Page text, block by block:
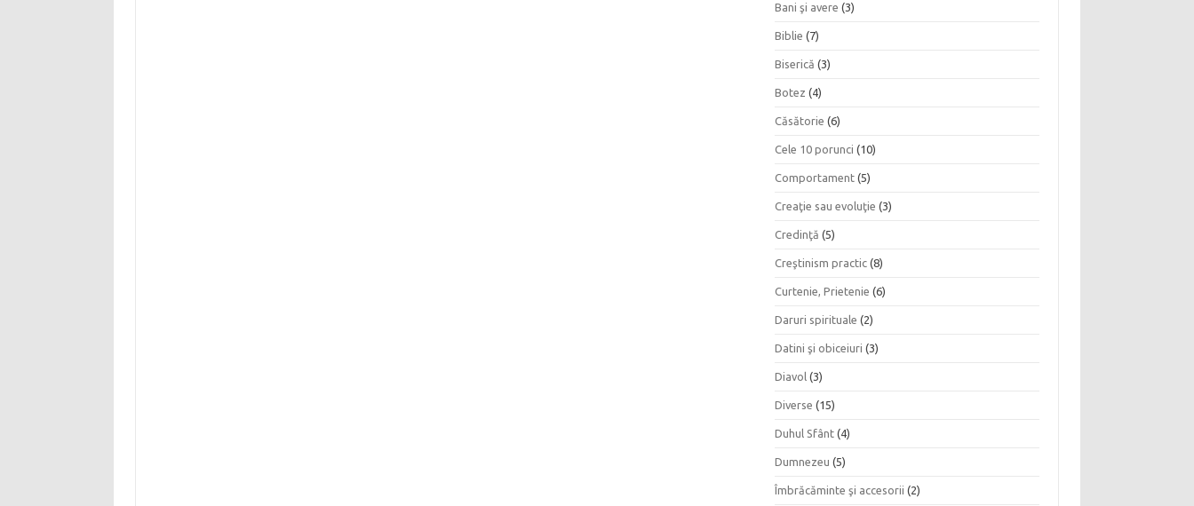
Bani şi avere (3)
Biblie (7)
Biserică (3)
Botez (4)
Căsătorie (6)
Cele 10 porunci (10)
Comportament (5)
Creaţie sau evoluţie (3)
Credinţă (5)
Creştinism practic (8)
Curtenie, Prietenie (6)
Daruri spirituale (2)
Datini şi obiceiuri (3)
Diavol (3)
Diverse (15)
Duhul Sfânt (4)
Dumnezeu (5)
Îmbrăcăminte şi accesorii (2)